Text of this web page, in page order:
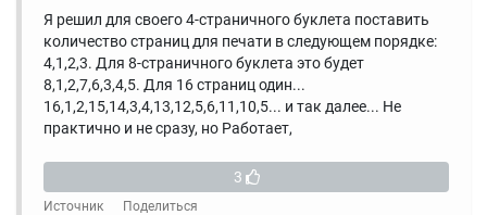
Я решил для своего 4-страничного буклета поставить
количество страниц для печати в следующем порядке:
4,1,2,3. Для 8-страничного буклета это будет
8,1,2,7,6,3,4,5. Для 16 страниц один...
16,1,2,15,14,3,4,13,12,5,6,11,10,5... и так далее... Не
практично и не сразу, но Работает,
3
Источник
Поделиться